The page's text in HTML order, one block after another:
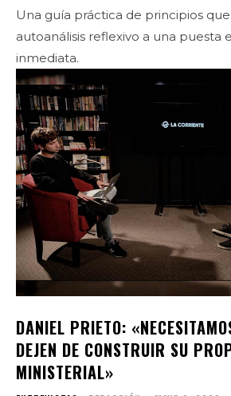
Una guía práctica de principios
autoanálisis reflexivo a una puesta
inmediata.
DANIEL PRIETO:
DEJEN DE CONSTRUIR SU
MINISTERIAL»